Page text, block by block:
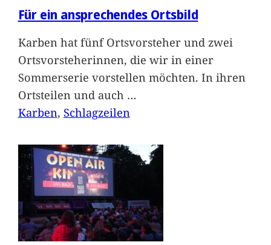
Für ein ansprechendes Ortsbild
Karben hat fünf Ortsvorsteher und zwei
Ortsvorsteherinnen, die wir in einer
Sommerserie vorstellen möchten. In ihren
Ortsteilen und auch …
Karben, Schlagzeilen